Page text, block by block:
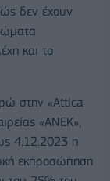
δεν έχουν
και το
στην «Attica
«ΑΝΕΚ»,
4.12.2023 η
εκπροσώπηση